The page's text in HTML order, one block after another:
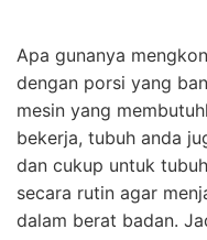
Apa gunanya
dengan porsi yang
mesin yang
bekerja, tubuh anda
dan cukup untuk
secara rutin agar
dalam berat badan.